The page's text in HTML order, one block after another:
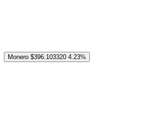
Monero $396.103320 4.23%